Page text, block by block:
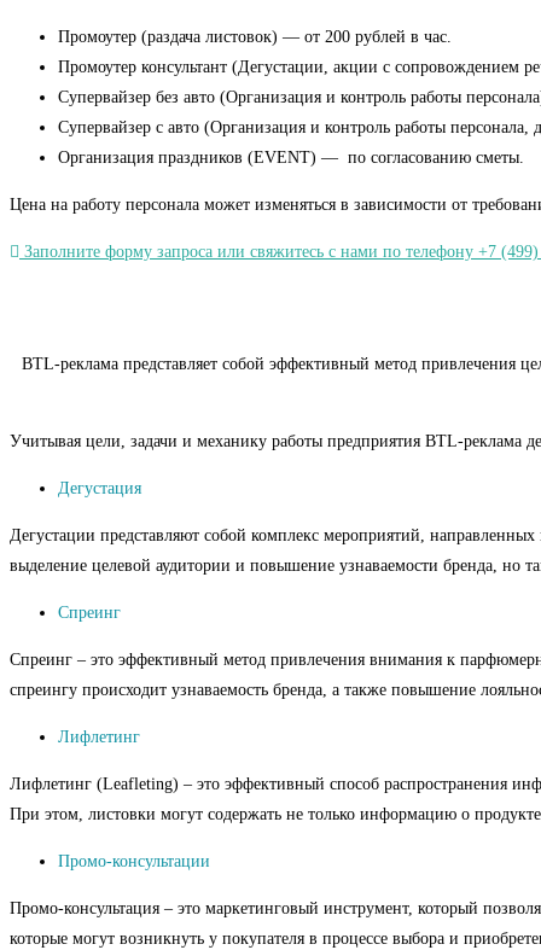
Промоутер (раздача листовок) — от 200 рублей в час.
Промоутер консультант (Дегустации, акции с сопровождением
Супервайзер без авто (Организация и контроль работы
Супервайзер с авто (Организация и контроль работы
Организация праздников (EVENT) — по согласованию сметы.
Цена на работу персонала может изменяться в зависимости от
Заполните форму запроса или свяжитесь с нами по телефону +7
BTL-реклама представляет собой эффективный метод привлечения
Учитывая цели, задачи и механику работы предприятия BTL-реклама
Дегустация
Дегустации представляют собой комплекс мероприятий,
выделение целевой аудитории и повышение узнаваемости бренда, но
Спреинг
Спреинг – это эффективный метод привлечения внимания к
спреингу происходит узнаваемость бренда, а также повышение
Лифлетинг
Лифлетинг (Leafleting) – это эффективный способ распространения
При этом, листовки могут содержать не только информацию о
Промо-консультации
Промо-консультация – это маркетинговый инструмент, который
которые могут возникнуть у покупателя в процессе выбора и